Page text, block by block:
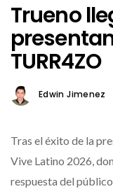
Trueno
TURR4ZO
Edwin Jimenez
Tras el éxito de la
Vive Latino 2026,
respuesta del